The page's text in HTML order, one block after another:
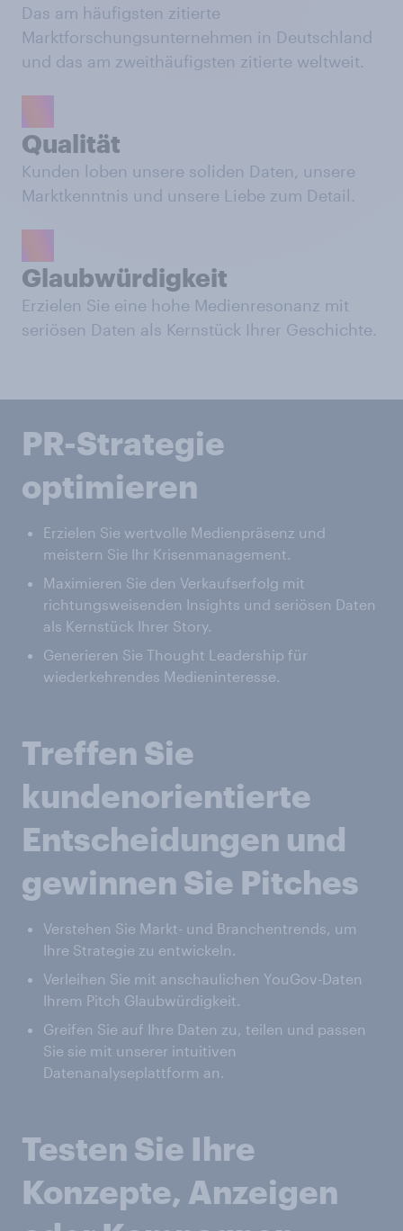
Das am häufigsten zitierte
Marktforschungsunternehmen in Deutschland
und das am zweithäufigsten zitierte weltweit.
Qualität
Kunden loben unsere soliden Daten, unsere
Marktkenntnis und unsere Liebe zum Detail.
Glaubwürdigkeit
Erzielen Sie eine hohe Medienresonanz mit
seriösen Daten als Kernstück Ihrer Geschichte.
PR-Strategie
optimieren
Erzielen Sie wertvolle Medienpräsenz und
meistern Sie Ihr Krisenmanagement.
Maximieren Sie den Verkaufserfolg mit
richtungsweisenden Insights und seriösen Daten
als Kernstück Ihrer Story.
Generieren Sie Thought Leadership für
wiederkehrendes Medieninteresse.
Treffen Sie
kundenorientierte
Entscheidungen und
gewinnen Sie Pitches
Verstehen Sie Markt- und Branchentrends, um
Ihre Strategie zu entwickeln.
Verleihen Sie mit anschaulichen YouGov-Daten
Ihrem Pitch Glaubwürdigkeit.
Greifen Sie auf Ihre Daten zu, teilen und passen
Sie sie mit unserer intuitiven
Datenanalyseplattform an.
Testen Sie Ihre
Konzepte, Anzeigen